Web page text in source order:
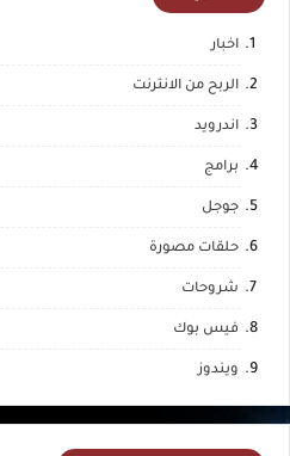
اخبار
الربح من الانترنت
اندرويد
برامج
جوجل
حلقات مصورة
شروحات
فيس بوك
ويندوز